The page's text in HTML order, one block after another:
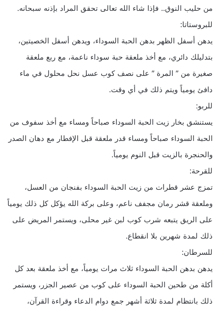
من حليب النوق.. فإذا شاء الله تعالى تحقق المراد بإذنه سبحانه.
للبروستاتا:
يدهن أسفل الظهر بدهن الحبة السوداء، ويدهن أسفل الخصيتين،
بتدليلك دائري، مع أخذ ملعقة حبة سوداء ناعمة، مع ربع ملعقة
صغيرة من ” المرة ” على نصف كوب عسل نحل محلول في ماء
دافئ يومياً ويتم ذلك في أي وقت.
للربو:
يستنشق بخار زيت الحبة السوداء صباحاً ومساء مع أخذ سفوف من
الحبة السوداء صباحاً ومساء قدر ملعقة قبل الإفطار مع دهان الصدر
والحنجرة بالزيت قبل النوم يومياً.
للقرحة:
تمزج عشر قطرات من زيت الحبة السوداء بفنجان من العسل،
وملعقة قشر رمان مجفف ناعم، وعلى بركة الله يؤكل كل ذلك يومياً
على الريق يتبعه شرب كوب لبن غير محلى، ويستمر المريض على
ذلك لمدة شهرين بلا انقطاع.
للسرطان:
يدهن بدهن الحبة السوداء ثلاث مرات يومياً، مع أخذ ملعقة بعد كل
أكلة من طحين الحبة السوداء على كوب من عصير الجزر، ويستمر
ذلك بانتظام لمدة ثلاثة أشهر جمع دوام الدعاء وقراءة القرآن،